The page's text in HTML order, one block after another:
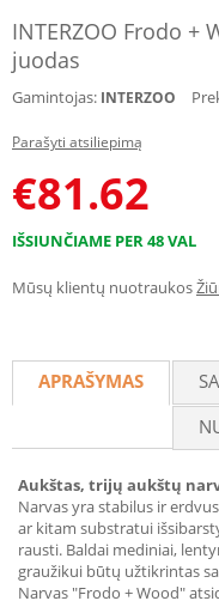
INTERZOO Frodo +
juodas
Gamintojas: INTERZOO
Parašyti atsiliepimą
€81.62
IŠSIUNČIAME PER 48 VAL
Mūsų klientų nuotraukos
APRAŠYMAS
Aukštas, trijų aukštų
Narvas yra stabilus ir
ar kitam substratui
rausti. Baldai mediniai,
graužikui būtų užtikrintas
Narvas "Frodo + Wood"